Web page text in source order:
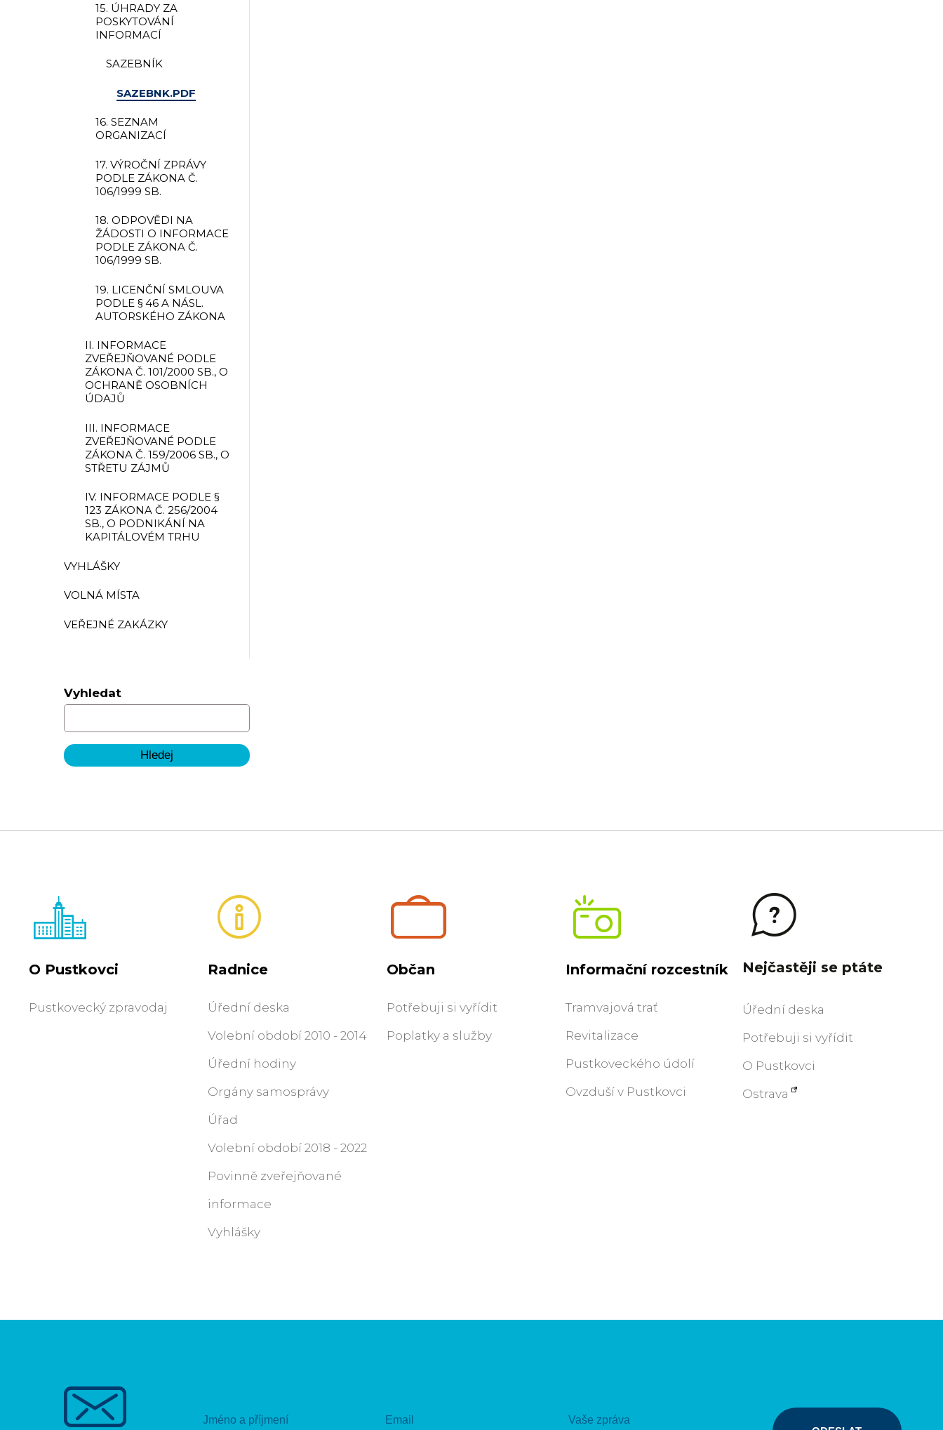
15. ÚHRADY ZA
POSKYTOVÁNÍ
INFORMACÍ
SAZEBNÍK
SAZEBNK.PDF
16. SEZNAM
ORGANIZACÍ
17. VÝROČNÍ ZPRÁVY
PODLE ZÁKONA Č.
106/1999 SB.
18. ODPOVĚDI NA
ŽÁDOSTI O INFORMACE
PODLE ZÁKONA Č.
106/1999 SB.
19. LICENČNÍ SMLOUVA
PODLE § 46 A NÁSL.
AUTORSKÉHO ZÁKONA
II. INFORMACE
ZVEŘEJŇOVANÉ PODLE
ZÁKONA Č. 101/2000 SB., O
OCHRANĚ OSOBNÍCH
ÚDAJŮ
III. INFORMACE
ZVEŘEJŇOVANÉ PODLE
ZÁKONA Č. 159/2006 SB., O
STŘETU ZÁJMŮ
IV. INFORMACE PODLE §
123 ZÁKONA Č. 256/2004
SB., O PODNIKÁNÍ NA
KAPITÁLOVÉM TRHU
VYHLÁŠKY
VOLNÁ MÍSTA
VEŘEJNÉ ZAKÁZKY
Vyhledat
O Pustkovci
Pustkovecký zpravodaj
Radnice
Úřední deska
Volební období 2010 - 2014
Úřední hodiny
Orgány samosprávy
Úřad
Volební období 2018 - 2022
Povinně zveřejňované
informace
Vyhlášky
Občan
Potřebuji si vyřídit
Poplatky a služby
Informační rozcestník
Tramvajová trať
Revitalizace
Pustkoveckého údolí
Ovzduší v Pustkovci
Nejčastěji se ptáte
Úřední deska
Potřebuji si vyřídit
O Pustkovci
Ostrava